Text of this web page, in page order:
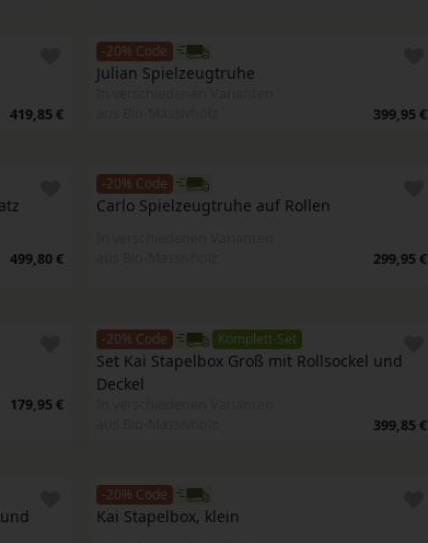
419,85 €
-20% Code
Julian Spielzeugtruhe
399,95 €
499,80 €
-20% Code
Carlo Spielzeugtruhe auf Rollen
299,95 €
179,95 €
-20% Code Komplett-Set
Set Kai Stapelbox Groß mit Rollsockel und
Deckel
399,85 €
-20% Code
Kai Stapelbox, klein